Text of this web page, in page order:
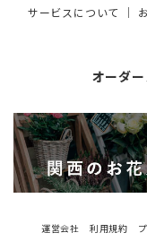
サービスについて ｜
オーダ
運営会社 利用規約